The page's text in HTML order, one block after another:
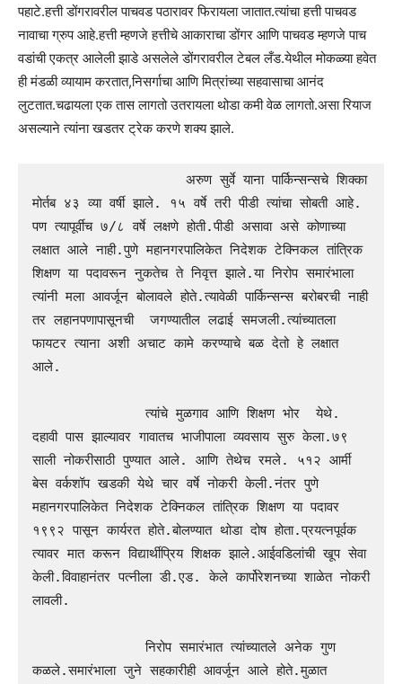
पहाटे.हत्ती डोंगरावरील पाचवड पठारावर फिरायला जातात.त्यांचा हत्ती पाचवड
नावाचा ग्रुप आहे.हत्ती म्हणजे हत्तीचे आकाराचा डोंगर आणि पाचवड म्हणजे पाच
वडांची एकत्र आलेली झाडे असलेले डोंगरावरील टेबल लँड.येथील मोकळ्या हवेत
ही मंडळी व्यायाम करतात,निसर्गाचा आणि मित्रांच्या सहवासाचा आनंद
लुटतात.चढायला एक तास लागतो उतरायला थोडा कमी वेळ लागतो.असा रियाज
असल्याने त्यांना खडतर ट्रेक करणे शक्य झाले.
मोर्तब ४३ व्या वर्षी झाले. १५ वर्षे तरी पीडी त्यांचा सोबती आहे.
पण त्यापूर्वीच ७/८ वर्षे लक्षणे होती.पीडी असावा असे कोणाच्या
लक्षात आले नाही.पुणे महानगरपालिकेत निदेशक टेक्निकल तांत्रिक
शिक्षण या पदावरून नुकतेच ते निवृत्त झाले.या निरोप समारंभाला
त्यांनी मला आवर्जून बोलावले होते.त्यावेळी पार्किन्सन्स बरोबरची नाही
तर लहानपणापासूनची  जगण्यातील लढाई समजली.त्यांच्यातला
फायटर त्याना अशी अचाट कामे करण्याचे बळ देतो हे लक्षात
आले.
              त्यांचे मुळगाव आणि शिक्षण भोर  येथे.
दहावी पास झाल्यावर गावातच भाजीपाला व्यवसाय सुरु केला.७९
साली नोकरीसाठी पुण्यात आले. आणि तेथेच रमले. ५१२ आर्मी
बेस वर्कशॉप खडकी येथे चार वर्षे नोकरी केली.नंतर पुणे
महानगरपालिकेत निदेशक टेक्निकल तांत्रिक शिक्षण या पदावर
१९९२ पासून कार्यरत होते.बोलण्यात थोडा दोष होता.प्रयत्नपूर्वक
त्यावर मात करून विद्यार्थीप्रिय शिक्षक झाले.आईवडिलांची खूप सेवा
केली.विवाहानंतर पत्नीला डी.एड. केले कार्पोरेशनच्या शाळेत नोकरी
लावली.
              निरोप समारंभात त्यांच्यातले अनेक गुण
कळले.समारंभाला जुने सहकारीही आवर्जून आले होते.मुळात